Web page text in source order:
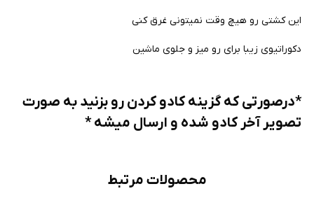
این کشتی رو هیچ وقت نمیتونی غرق کنی
دکوراتیوی زیبا برای رو میز و جلوی ماشین
*درصورتی که گزینه کادو کردن رو بزنید به صورت
تصویر آخر کادو شده و ارسال میشه *
محصولات مرتبط